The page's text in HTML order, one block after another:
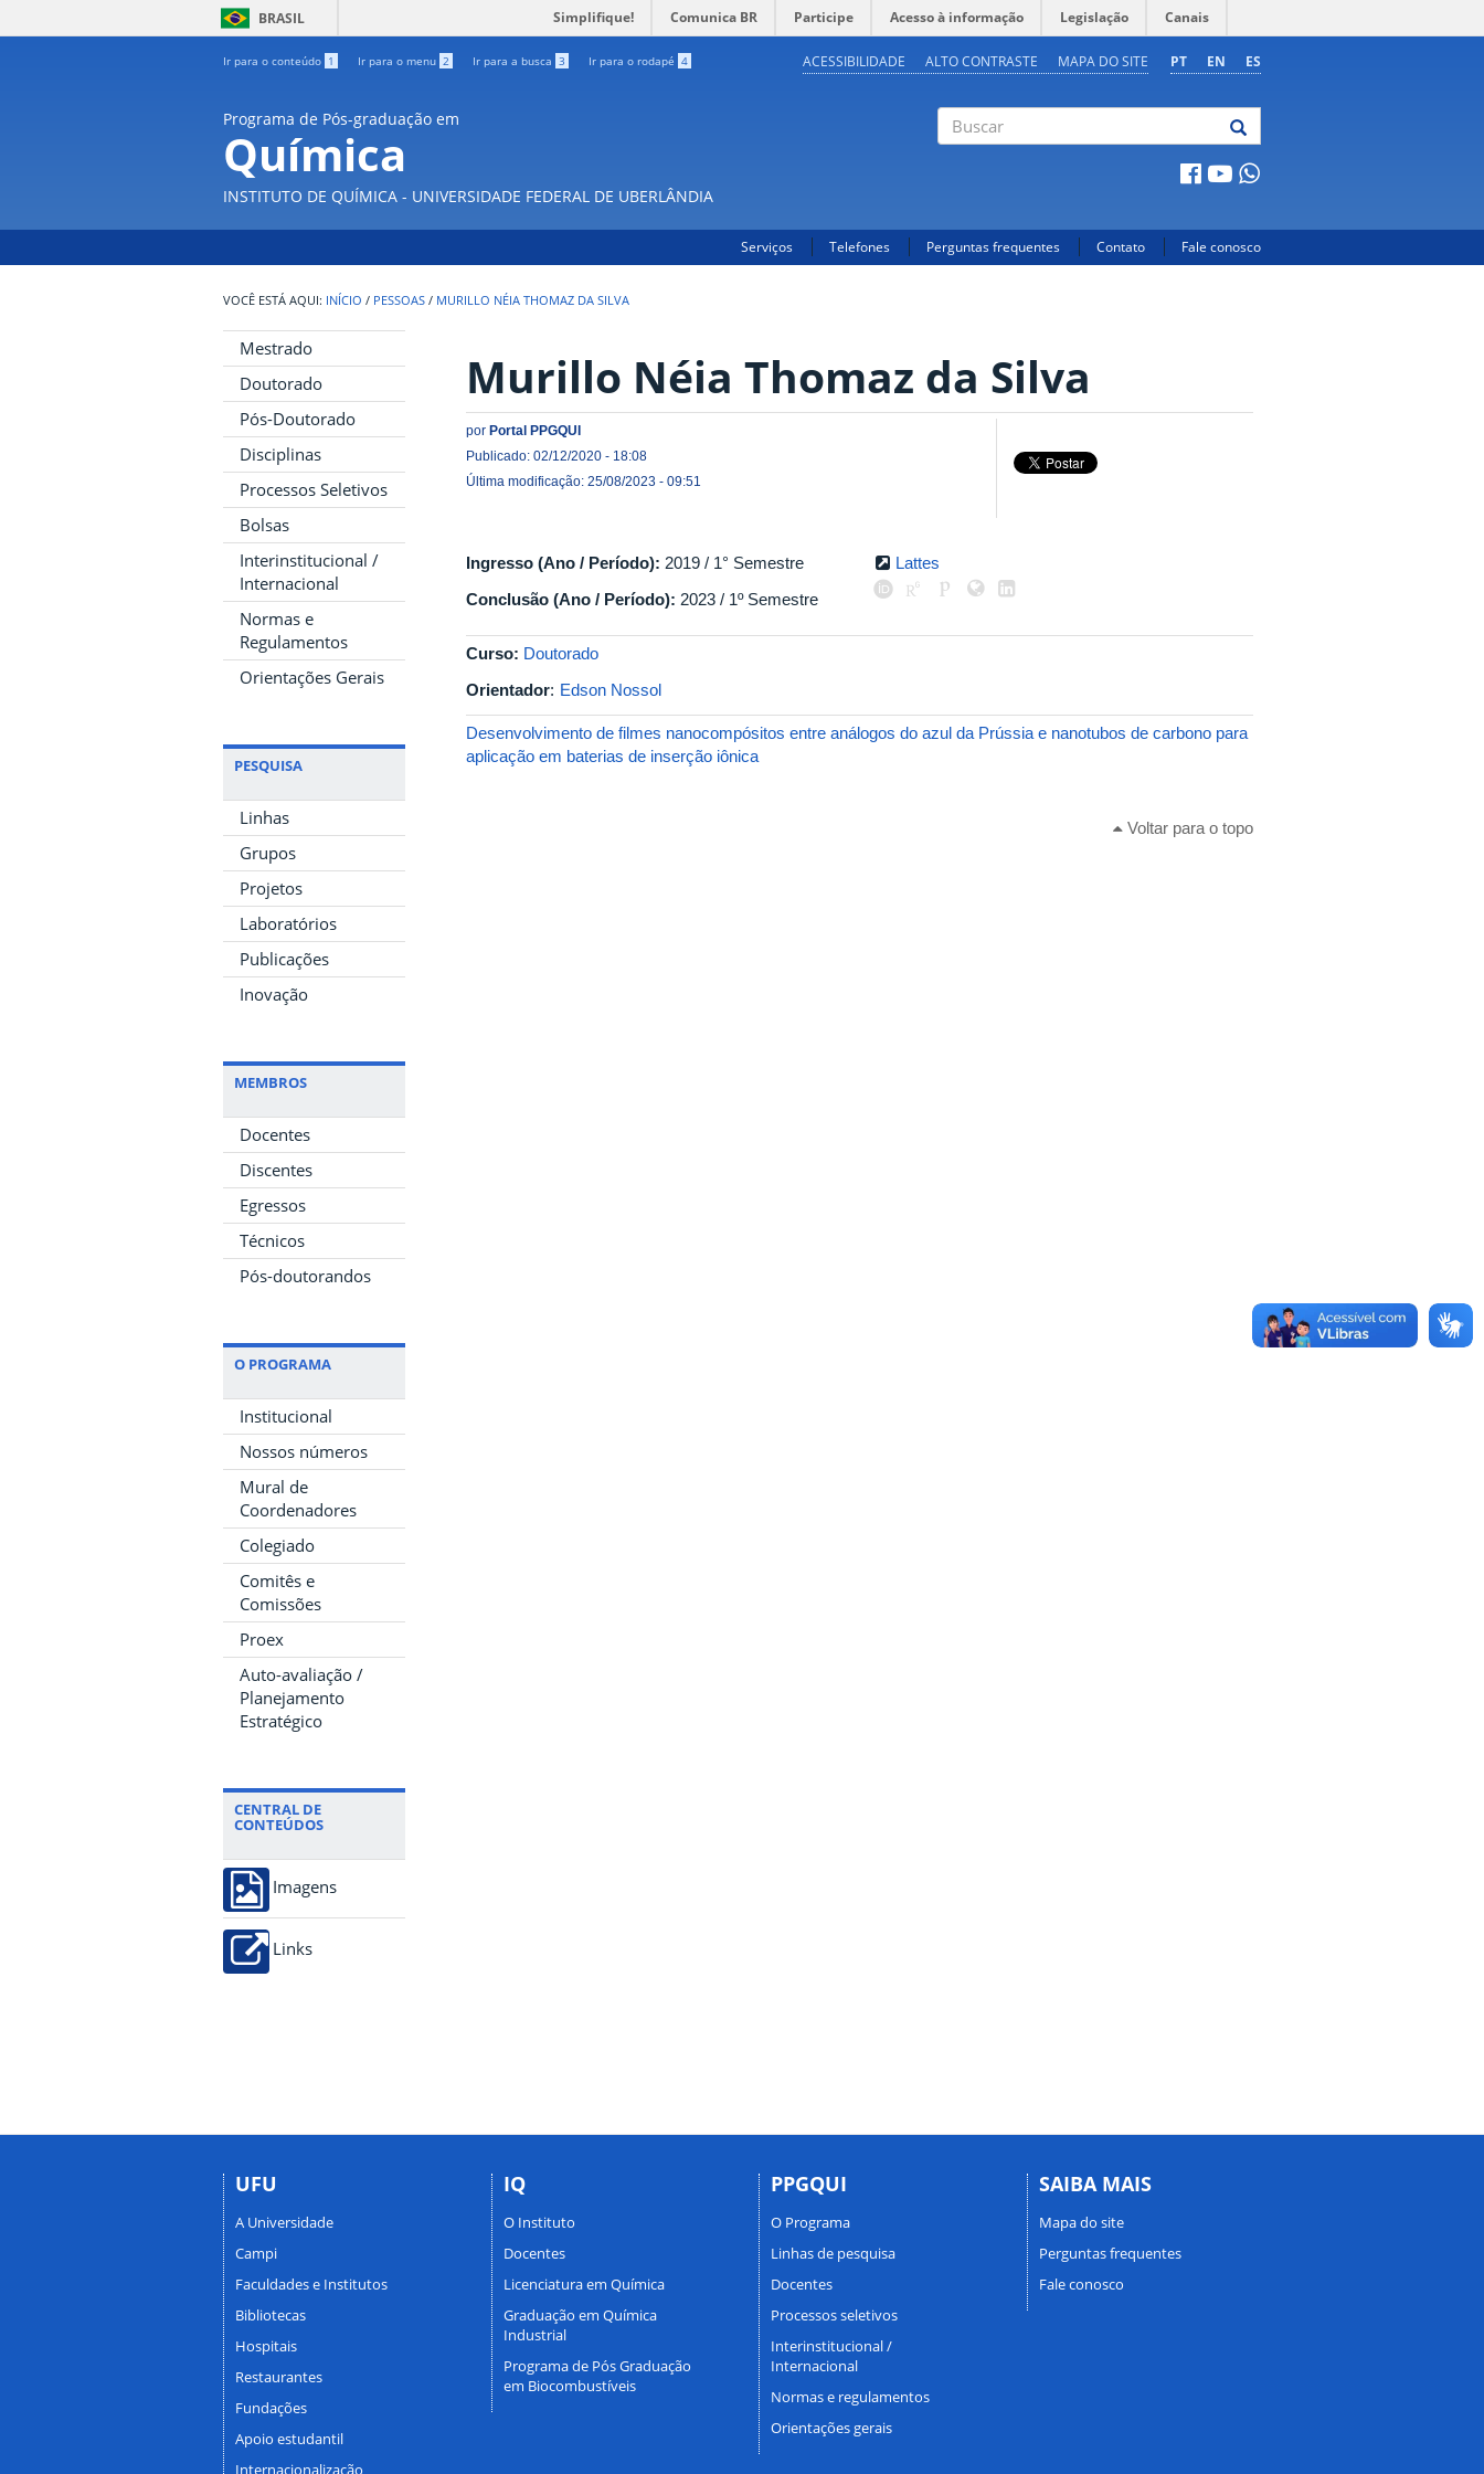
BRASIL Simplifique! Comunica BR Participe Acesso à informação Legislação Canais
Ir para o conteúdo 1 Ir para o menu 2 Ir para a busca 3 Ir para o rodapé 4 PT EN ES
ACESSIBILIDADE ALTO CONTRASTE MAPA DO SITE
Programa de Pós-graduação em
Química
INSTITUTO DE QUÍMICA - UNIVERSIDADE FEDERAL DE UBERLÂNDIA
Serviços Telefones Perguntas frequentes Contato Fale conosco
INÍCIO / PESSOAS / MURILLO NÉIA THOMAZ DA SILVA
Mestrado
Doutorado
Pós-Doutorado
Disciplinas
Processos Seletivos
Bolsas
Interinstitucional /
Internacional
Normas e
Regulamentos
Orientações Gerais
PESQUISA
Linhas
Grupos
Projetos
Laboratórios
Publicações
Inovação
MEMBROS
Docentes
Discentes
Egressos
Técnicos
Pós-doutorandos
O PROGRAMA
Institucional
Nossos números
Mural de
Coordenadores
Colegiado
Comitês e
Comissões
Proex
Auto-avaliação /
Planejamento
Estratégico
CENTRAL DE
CONTEÚDOS
Imagens
Links
Murillo Néia Thomaz da Silva
por Portal PPGQUI
Publicado: 02/12/2020 - 18:08
Última modificação: 25/08/2023 - 09:51
Ingresso (Ano / Período): 2019 / 1° Semestre
Conclusão (Ano / Período): 2023 / 1º Semestre
Lattes
Curso: Doutorado
Orientador: Edson Nossol
Desenvolvimento de filmes nanocompósitos entre análogos do azul da Prússia e nanotubos de carbono para
aplicação em baterias de inserção iônica
Voltar para o topo
UFU
A Universidade
Campi
Faculdades e Institutos
Bibliotecas
Hospitais
Restaurantes
Fundações
Apoio estudantil
Internacionalização
IQ
O Instituto
Docentes
Licenciatura em Química
Graduação em Química
Industrial
Programa de Pós Graduação
em Biocombustíveis
PPGQUI
O Programa
Linhas de pesquisa
Docentes
Processos seletivos
Interinstitucional /
Internacional
Normas e regulamentos
Orientações gerais
SAIBA MAIS
Mapa do site
Perguntas frequentes
Fale conosco